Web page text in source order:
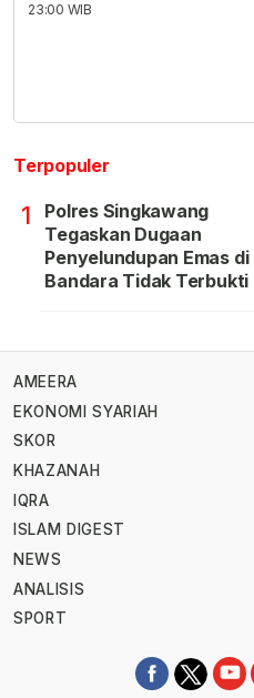
23:00 WIB
Terpopuler
1
Polres Singkawang
Tegaskan Dugaan
Penyelundupan Emas di
Bandara Tidak Terbukti
AMEERA
EKONOMI SYARIAH
SKOR
KHAZANAH
IQRA
ISLAM DIGEST
NEWS
ANALISIS
SPORT